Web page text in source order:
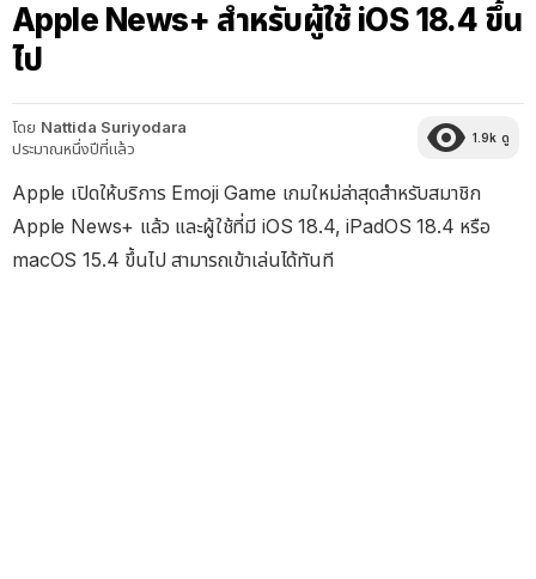
Apple News+ สำหรับผู้ใช้ iOS 18.4 ขึ้น
ไป
โดย Nattida Suriyodara
ประมาณหนึ่งปีที่แล้ว
1.9k ดู
Apple เปิดให้บริการ Emoji Game เกมใหม่ล่าสุดสำหรับสมาชิก
Apple News+ แล้ว และผู้ใช้ที่มี iOS 18.4, iPadOS 18.4 หรือ
macOS 15.4 ขึ้นไป สามารถเข้าเล่นได้ทันที